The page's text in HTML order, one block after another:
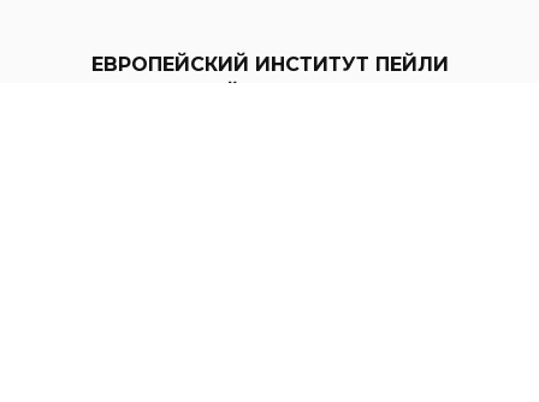
ЕВРОПЕЙСКИЙ ИНСТИТУТ ПЕЙЛИ